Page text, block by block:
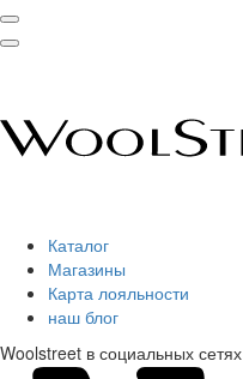
Каталог
Магазины
Карта лояльности
наш блог
Woolstreet в социальных сетях